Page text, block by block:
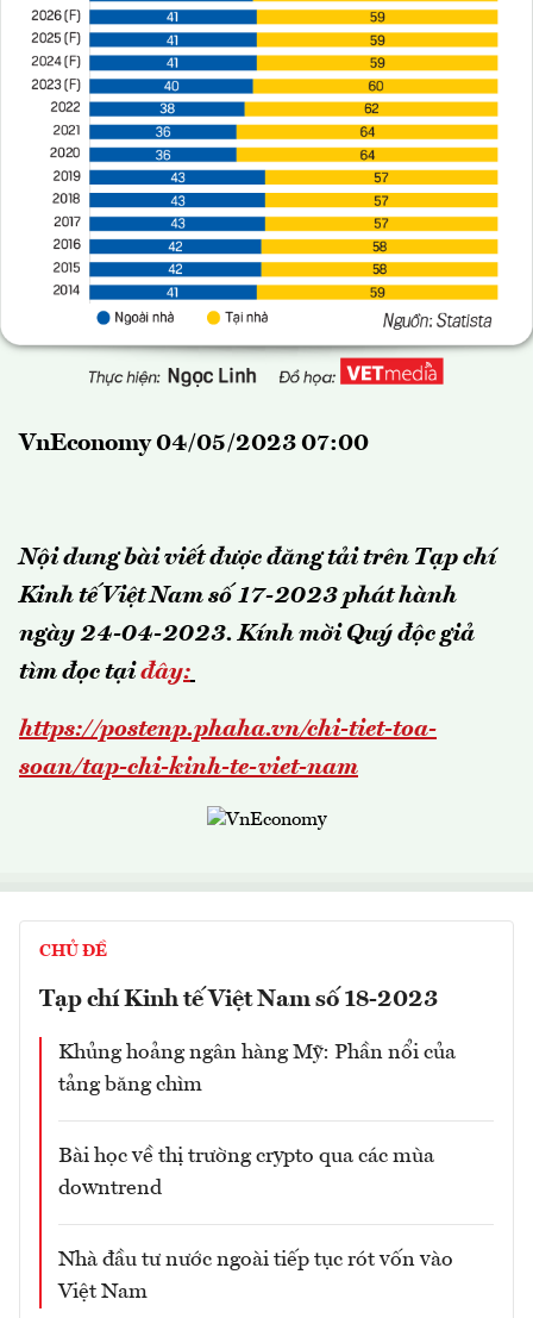
VnEconomy 04/05/2023 07:00
Nội dung bài viết được đăng tải trên Tạp chí
Kinh tế Việt Nam số 17-2023 phát hành
ngày 24-04-2023.Kính mời Quý độc giả
tìm đọc tại đây:
https://postenp.phaha.vn/chi-tiet-toa-
soan/tap-chi-kinh-te-viet-nam
CHỦ ĐỀ
Tạp chí Kinh tế Việt Nam số 18-2023
Khủng hoảng ngân hàng Mỹ: Phần nổi của
tảng băng chìm
Bài học về thị trường crypto qua các mùa
downtrend
Nhà đầu tư nước ngoài tiếp tục rót vốn vào
Việt Nam